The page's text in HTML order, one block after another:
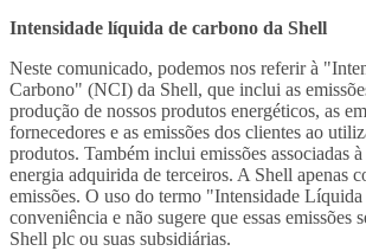
Intensidade líquida de carbono da Shell
Neste comunicado, podemos nos referir à
Carbono" (NCI) da Shell, que inclui as
produção de nossos produtos energéticos, as
fornecedores e as emissões dos clientes ao
produtos. Também inclui emissões associadas
energia adquirida de terceiros. A Shell apenas
emissões. O uso do termo "Intensidade
conveniência e não sugere que essas emissões
Shell plc ou suas subsidiárias.